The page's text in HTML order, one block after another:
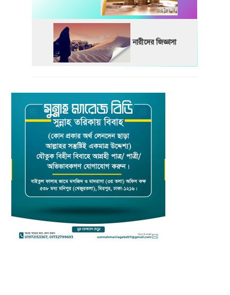
নারীদের জিজ্ঞাসা